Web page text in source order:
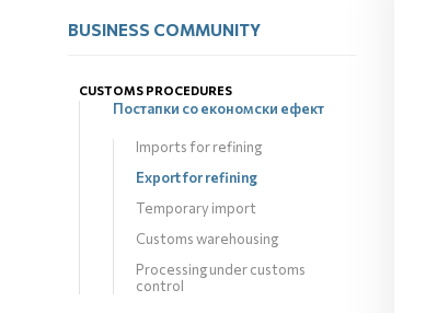
BUSINESS COMMUNITY
CUSTOMS PROCEDURES
Постапки со економски ефект
Imports for refining
Export for refining
Temporary import
Customs warehousing
Processing under customs
control